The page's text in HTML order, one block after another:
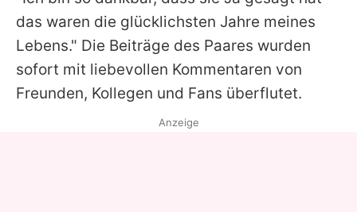
das waren die glücklichsten Jahre meines
Lebens." Die Beiträge des Paares wurden
sofort mit liebevollen Kommentaren von
Freunden, Kollegen und Fans überflutet.
Anzeige